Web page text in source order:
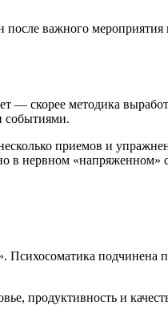
важного
— скорее методика
событиями.
приемов и
нервном «напряженном»
подчинена
продуктивность и